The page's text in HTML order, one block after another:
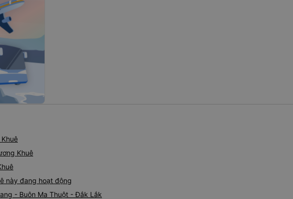
Khuê
này đang hoạt động
- Buôn Ma Thuột - Đắk Lắk